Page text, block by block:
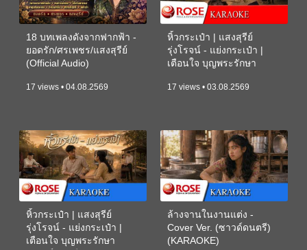
18 บทเพลงดังจากฟากฟ้า -
ยอดรัก/ศรเพชร/แสงสุรีย์
(Official Audio)
17 views • 04.08.2569
หิ้วกระเป๋า | แสงสุรีย์
รุ่งโรจน์ - แย่งกระเป๋า |
เตือนใจ บุญพระรักษา
17 views • 03.08.2569
หิ้วกระเป๋า | แสงสุรีย์
รุ่งโรจน์ - แย่งกระเป๋า |
เตือนใจ บุญพระรักษา
ล้างจานในงานแต่ง -
Cover Ver. (ซาวด์ดนตรี)
(KARAOKE)